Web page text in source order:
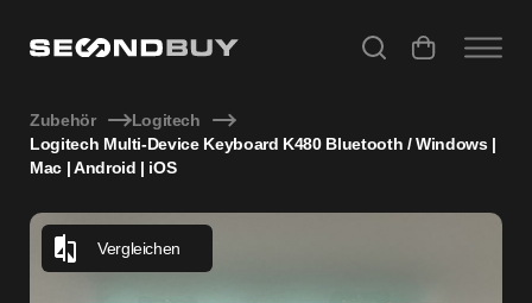
Zubehör
Logitech
Logitech Multi-Device Keyboard K480 Bluetooth / Windows |
Mac | Android | iOS
Vergleichen